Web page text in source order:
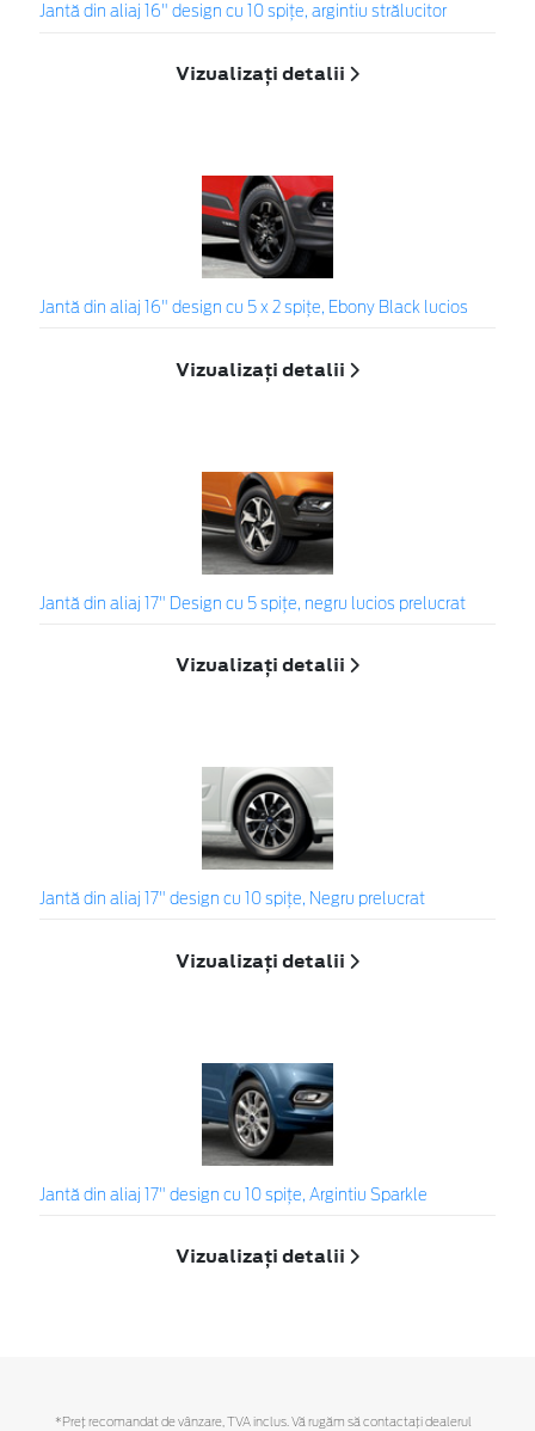
Jantă din aliaj 16" design cu 10 spițe, argintiu strălucitor
Vizualizați detalii
Jantă din aliaj 16" design cu 5 x 2 spițe, Ebony Black lucios
Vizualizați detalii
Jantă din aliaj 17" Design cu 5 spiţe, negru lucios prelucrat
Vizualizați detalii
Jantă din aliaj 17" design cu 10 spițe, Negru prelucrat
Vizualizați detalii
Jantă din aliaj 17" design cu 10 spițe, Argintiu Sparkle
Vizualizați detalii
*Preţ recomandat de vânzare, TVA inclus. Vă rugăm să contactaţi dealerul